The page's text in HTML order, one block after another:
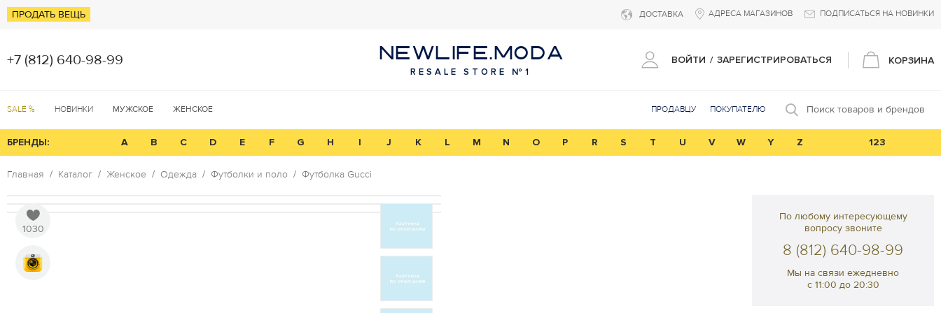
ПРОДАТЬ ВЕЩЬ ДОСТАВКА АДРЕСА МАГАЗИНОВ ПОДПИСАТЬСЯ НА НОВИНКИ
+7 (812) 640-98-99 NEWLIFE.MODA
RESALE STORE №1
ВОЙТИ / ЗАРЕГИСТРИРОВАТЬСЯ КОРЗИНА
SALE % НОВИНКИ МУЖСКОЕ ЖЕНСКОЕ ПРОДАВЦУ ПОКУПАТЕЛЮ Поиск товаров и брендов
БРЕНДЫ: A B C D E F G H I J K L M N O P R S T U V W Y Z 123
Главная Каталог Женское Одежда Футболки и поло Футболка Gucci
1030
По любому интересующему
вопросу звоните
8 (812) 640-98-99
Мы на связи ежедневно
с 11:00 до 20:30